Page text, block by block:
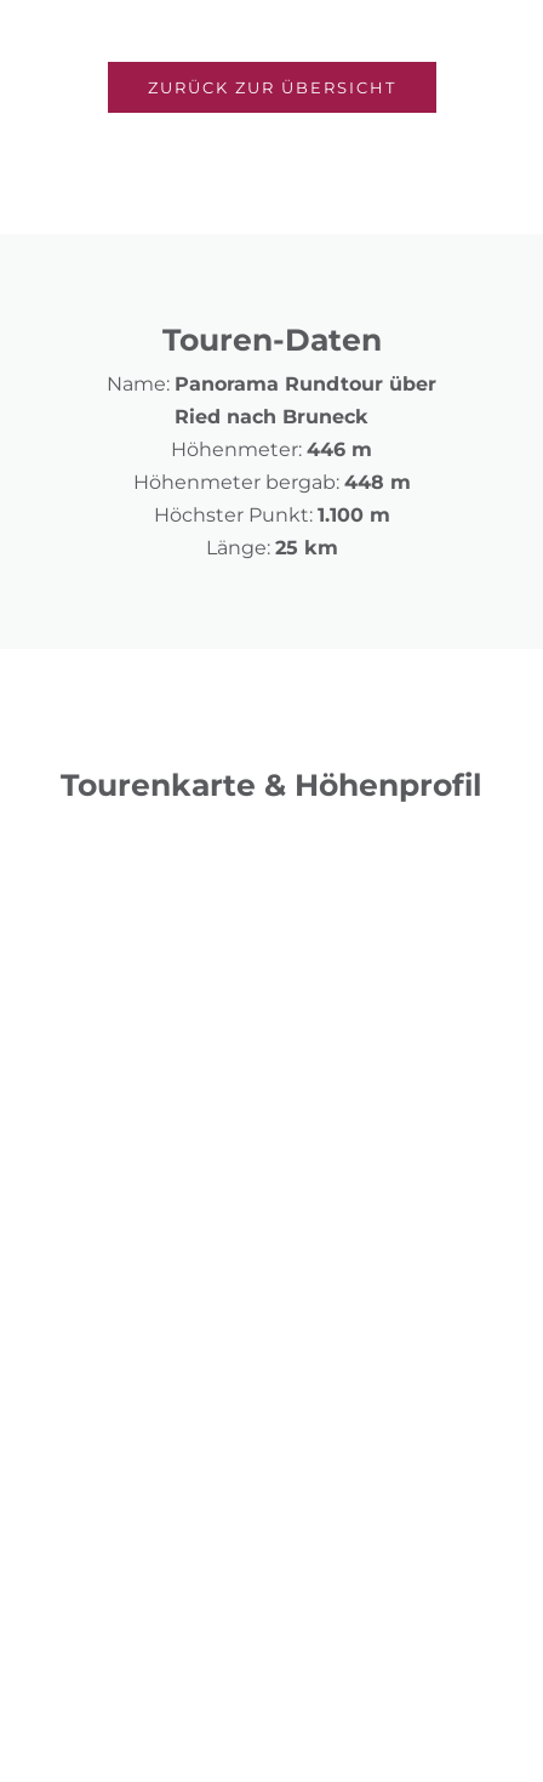
ZURÜCK ZUR ÜBERSICHT
Touren-Daten
Name: Panorama Rundtour über
Ried nach Bruneck
Höhenmeter: 446 m
Höhenmeter bergab: 448 m
Höchster Punkt: 1.100 m
Länge: 25 km
Tourenkarte & Höhenprofil